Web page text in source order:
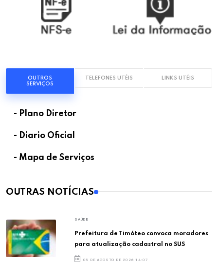
OUTROS
SERVIÇOS
TELEFONES UTÉIS LINKS UTÉIS
- Plano Diretor
- Diario Oficial
- Mapa de Serviços
OUTRAS NOTÍCIAS
SAÚDE
Prefeitura de Timóteo convoca moradores
para atualização cadastral no SUS
05 DE AGOSTO DE 2026 14:07